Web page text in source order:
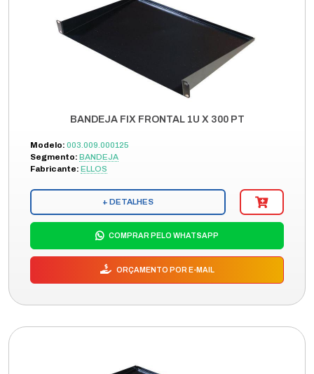
BANDEJA FIX FRONTAL 1U X 300 PT
Modelo: 003.009.000125
Segmento: BANDEJA
Fabricante: ELLOS
+ DETALHES
COMPRAR PELO WHATSAPP
ORÇAMENTO POR E-MAIL